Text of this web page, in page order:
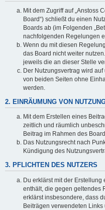
Mit dem Zugriff auf „Anstoss
Board“) schließt du einen
Boards ab (im Folgenden
nachfolgenden Regelungen
Wenn du mit diesen
das Board nicht weiter
jeweils die an dieser Stelle
Der Nutzungsvertrag wird
von beiden Seiten ohne
werden.
2. EINRÄUMUNG VON
Mit dem Erstellen eines
zeitlich und räumlich
Beitrag im Rahmen des
Das Nutzungsrecht nach
Kündigung des
3. PFLICHTEN DES NUTZERS
Du erklärst mit der Erstellung
enthält, die gegen geltendes
erklärst insbesondere, dass
Beiträgen verwendeten Links